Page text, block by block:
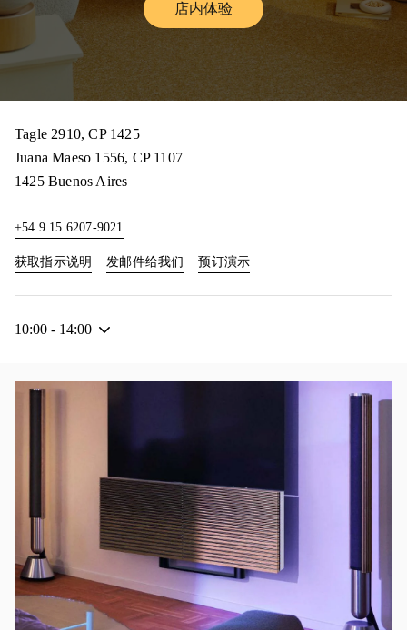
店内体验
Link Opens in New Tab
Tagle 2910, CP 1425
Juana Maeso 1556, CP 1107
1425 Buenos Aires
+54 9 15 6207-9021
获取指示说明 Link Opens in New Tab
发邮件给我们 预订演示Link Opens in New Tab
10:00 - 14:00
活动图片